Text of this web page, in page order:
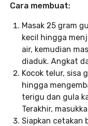
Cara membuat:
Masak 25 gram
kecil hingga
air, kemudian
diaduk. Angkat
Kocok telur, sisa
hingga
terigu dan gula
Terakhir,
Siapkan cetakan